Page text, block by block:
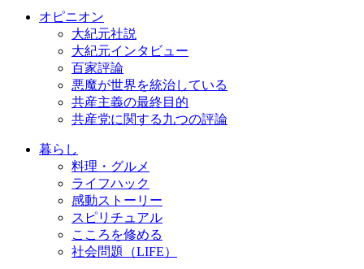
オピニオン
大紀元社説
大紀元インタビュー
百家評論
悪魔が世界を統治している
共産主義の最終目的
共産党に関する九つの評論
暮らし
料理・グルメ
ライフハック
感動ストーリー
スピリチュアル
こころを修める
社会問題（LIFE）